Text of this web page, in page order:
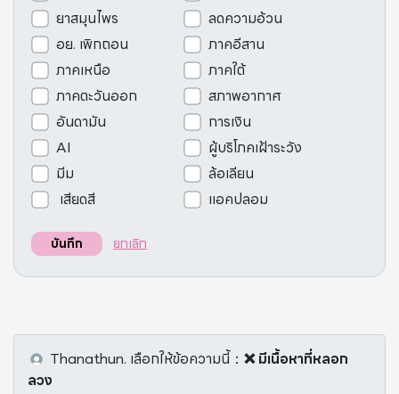
ยาสมุนไพร
ลดความอ้วน
อย. เพิกถอน
ภาคอีสาน
ภาคเหนือ
ภาคใต้
ภาคตะวันออก
สภาพอากาศ
อันดามัน
การเงิน
AI
ผู้บริโภคเฝ้าระวัง
มีม
ล้อเลียน
เสียดสี
แอคปลอม
บันทึก ยกเลิก
Thanathun. เลือกให้ข้อความนี้： ❌ มีเนื้อหาที่หลอก
ลวง